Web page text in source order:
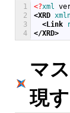
1
2
3
4
<?xml
<XRD
<Link
</XRD>
マ
現